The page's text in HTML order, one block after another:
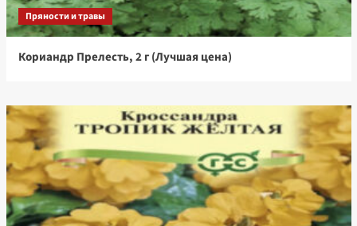
Пряности и травы
Кориандр Прелесть, 2 г (Лучшая цена)